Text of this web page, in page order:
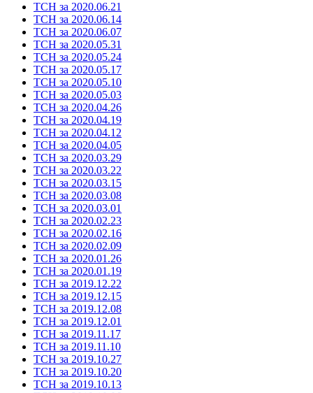
ТСН за 2020.06.21
ТСН за 2020.06.14
ТСН за 2020.06.07
ТСН за 2020.05.31
ТСН за 2020.05.24
ТСН за 2020.05.17
ТСН за 2020.05.10
ТСН за 2020.05.03
ТСН за 2020.04.26
ТСН за 2020.04.19
ТСН за 2020.04.12
ТСН за 2020.04.05
ТСН за 2020.03.29
ТСН за 2020.03.22
ТСН за 2020.03.15
ТСН за 2020.03.08
ТСН за 2020.03.01
ТСН за 2020.02.23
ТСН за 2020.02.16
ТСН за 2020.02.09
ТСН за 2020.01.26
ТСН за 2020.01.19
ТСН за 2019.12.22
ТСН за 2019.12.15
ТСН за 2019.12.08
ТСН за 2019.12.01
ТСН за 2019.11.17
ТСН за 2019.11.10
ТСН за 2019.10.27
ТСН за 2019.10.20
ТСН за 2019.10.13